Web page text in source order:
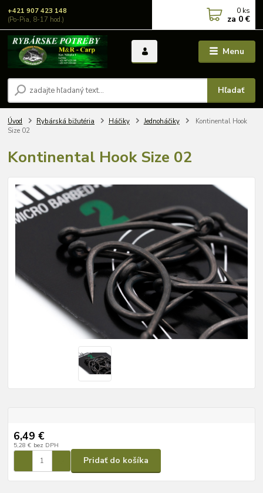
Menu
Hľadať
+421 907 423 148
(Po-Pia, 8-17 hod.)
0 ks
za 0 €
Úvod Rybárská bižutéria Háčiky Jednoháčiky
Kontinental Hook
Size 02
Kontinental Hook Size 02
6,49 €
5,28 € bez DPH
Pridať do košíka